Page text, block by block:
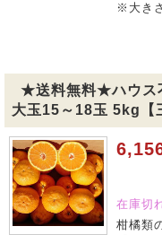
※大き
★送料無料★ハウス
大玉15～18玉 5kg【
在庫切
柑橘類